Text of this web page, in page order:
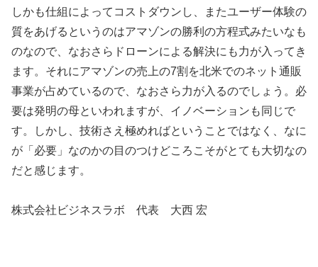
しかも仕組によってコストダウンし、またユーザー体験の
質をあげるというのはアマゾンの勝利の方程式みたいなも
のなので、なおさらドローンによる解決にも力が入ってき
ます。それにアマゾンの売上の7割を北米でのネット通販
事業が占めているので、なおさら力が入るのでしょう。必
要は発明の母といわれますが、イノベーションも同じで
す。しかし、技術さえ極めればということではなく、なに
が「必要」なのかの目のつけどころこそがとても大切なの
だと感じます。
株式会社ビジネスラボ 代表 大西 宏